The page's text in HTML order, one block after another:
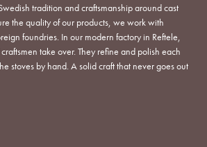
tradition and craftsmanship around cast
the quality of our products, we work with
foundries. In our modern factory in Reftele,
take over. They refine and polish each
stoves by hand. A solid craft that never goes out